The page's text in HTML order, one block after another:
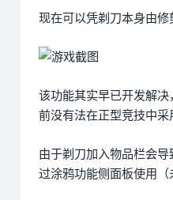
现在可以凭剃刀本身由修
该功能其实早已开发解
前没有法在正型竞技中采
由于剃刀加入物品栏会
过涂鸦功能侧面板使用（